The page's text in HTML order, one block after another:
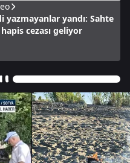
yazmayanlar yandı: Sahte
cezası geliyor